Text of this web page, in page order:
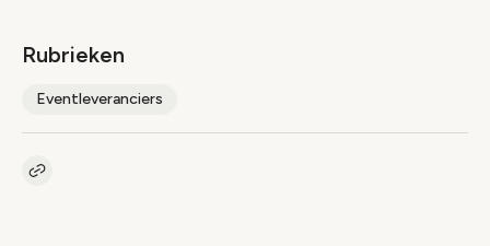
Rubrieken
Eventleveranciers
Kopieer link naar artikel